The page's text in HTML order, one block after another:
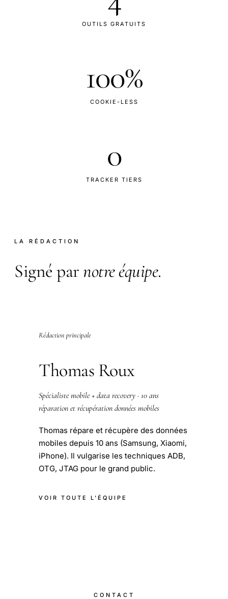
OUTILS GRATUITS
100%
COOKIE-LESS
0
TRACKER TIERS
LA RÉDACTION
Signé parnotre équipe.
Rédaction principale
Thomas Roux
Spécialiste mobile + data recovery · 10 ans
réparation et récupération données mobiles
Thomas répare et récupère des données
mobiles depuis 10 ans (Samsung, Xiaomi,
iPhone). Il vulgarise les techniques ADB,
OTG, JTAG pour le grand public.
VOIR TOUTE L'ÉQUIPE
CONTACT